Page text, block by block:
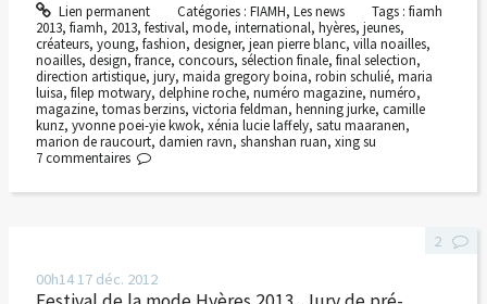
Lien permanent Catégories : FIAMH, Les news Tags : fiamh
2013, fiamh, 2013, festival, mode, international, hyères, jeunes,
créateurs, young, fashion, designer, jean pierre blanc, villa noailles,
noailles, design, france, concours, sélection finale, final selection,
direction artistique, jury, maida gregory boina, robin schulié, maria
luisa, filep motwary, delphine roche, numéro magazine, numéro,
magazine, tomas berzins, victoria feldman, henning jurke, camille
kunz, yvonne poei-yie kwok, xénia lucie laffely, satu maaranen,
marion de raucourt, damien ravn, shanshan ruan, xing su
7 commentaires
00h1417 déc. 2012
2